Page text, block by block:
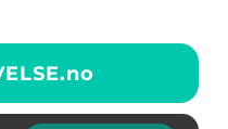
no